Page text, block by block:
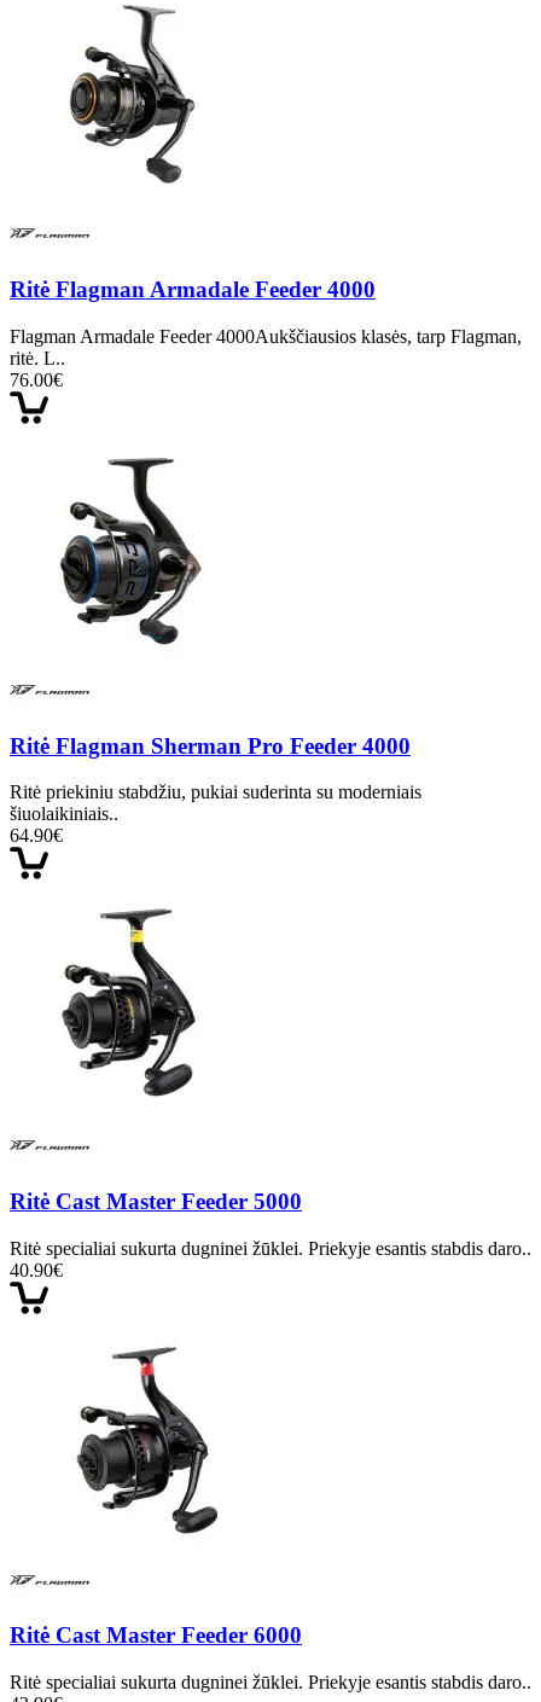
Ritė Flagman Armadale Feeder 4000
Flagman Armadale Feeder 4000Aukščiausios klasės, tarp Flagman,
ritė. L..
76.00€
Ritė Flagman Sherman Pro Feeder 4000
Ritė priekiniu stabdžiu, pukiai suderinta su moderniais
šiuolaikiniais..
64.90€
Ritė Cast Master Feeder 5000
Ritė specialiai sukurta dugninei žūklei. Priekyje esantis stabdis daro..
40.90€
Ritė Cast Master Feeder 6000
Ritė specialiai sukurta dugninei žūklei. Priekyje esantis stabdis daro..